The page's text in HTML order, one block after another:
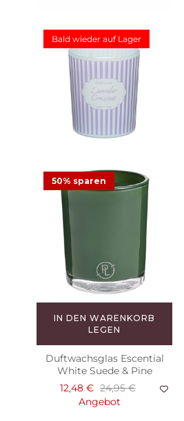
Bald wieder auf Lager
Duftkerze Lavender
Croissant
29,95 €
50% sparen
IN DEN WARENKORB
LEGEN
Duftwachsglas Escential
White Suede & Pine
12,48 € 24,95 €
Angebot